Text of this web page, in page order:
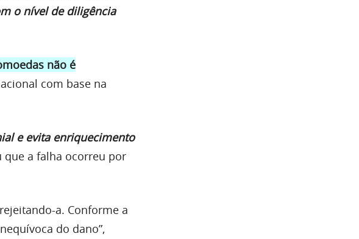
o nível de diligência
não é
com base na
e evita enriquecimento
que a falha ocorreu por
a. Conforme a
do dano”,